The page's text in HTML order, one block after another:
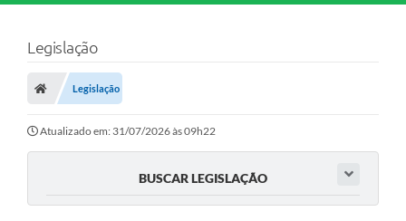
Transparência
Legislação
Editais
Ouvidoria
Legislação
Legislação
Atualizado em: 31/07/2026 às 09h22
BUSCAR LEGISLAÇÃO